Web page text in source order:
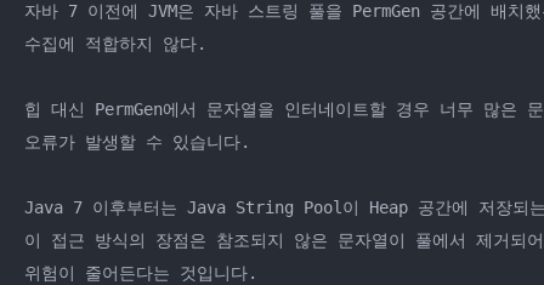
자바 7 이전에 JVM은 자바 스트링 풀을 PermGen 공간에 배
수집에 적합하지 않다.
힙 대신 PermGen에서 문자열을 인터네이트할 경우 너무 많은
오류가 발생할 수 있습니다.
Java 7 이후부터는 Java String Pool이 Heap 공간에 저장되
이 접근 방식의 장점은 참조되지 않은 문자열이 풀에서 제거
위험이 줄어든다는 것입니다.